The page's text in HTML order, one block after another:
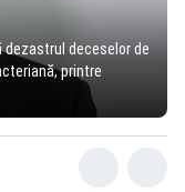
deceselor de
printre